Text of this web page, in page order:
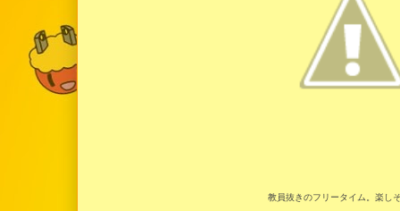
教員抜きのフリータイム。楽し